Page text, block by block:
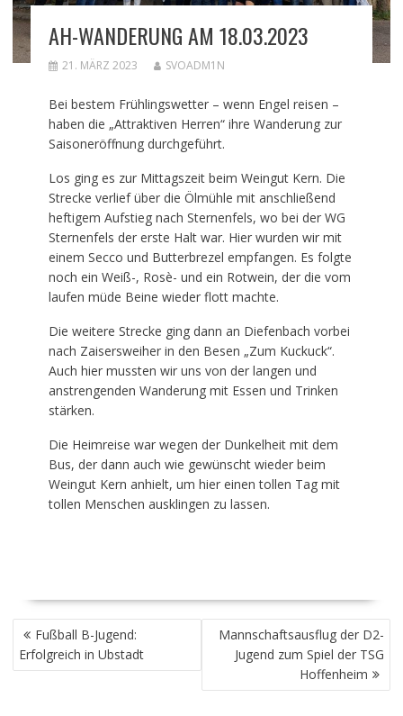
AH-WANDERUNG AM 18.03.2023
21. MÄRZ 2023 SVOADM1N
Bei bestem Frühlingswetter – wenn Engel reisen –
haben die „Attraktiven Herren“ ihre Wanderung zur
Saisoneröffnung durchgeführt.
Los ging es zur Mittagszeit beim Weingut Kern. Die
Strecke verlief über die Ölmühle mit anschließend
heftigem Aufstieg nach Sternenfels, wo bei der WG
Sternenfels der erste Halt war. Hier wurden wir mit
einem Secco und Butterbrezel empfangen. Es folgte
noch ein Weiß-, Rosè- und ein Rotwein, der die vom
laufen müde Beine wieder flott machte.
Die weitere Strecke ging dann an Diefenbach vorbei
nach Zaisersweiher in den Besen „Zum Kuckuck“.
Auch hier mussten wir uns von der langen und
anstrengenden Wanderung mit Essen und Trinken
stärken.
Die Heimreise war wegen der Dunkelheit mit dem
Bus, der dann auch wie gewünscht wieder beim
Weingut Kern anhielt, um hier einen tollen Tag mit
tollen Menschen ausklingen zu lassen.
BEITRAGSNAVIGATION
Fußball B-Jugend:
Erfolgreich in Ubstadt
Mannschaftsausflug der D2-
Jugend zum Spiel der TSG
Hoffenheim